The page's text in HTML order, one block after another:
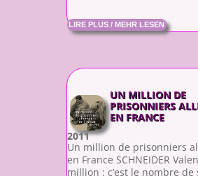
LIRE PLUS / MEHR LESEN
UN MILLION DE
PRISONNIERS
EN FRANCE
2011
Un million de prisonniers
en France SCHNEIDER
million : c’est le nombre de